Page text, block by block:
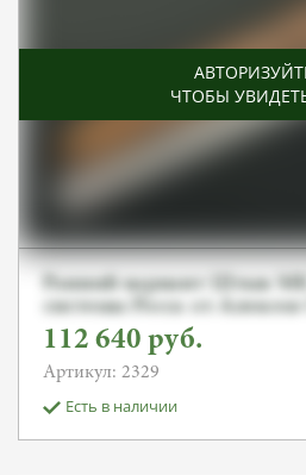
ЧТОБЫ
Ранний вариант Штык
системы Росса от Алексея
112 640 руб.
Артикул: 2329
Есть в наличии